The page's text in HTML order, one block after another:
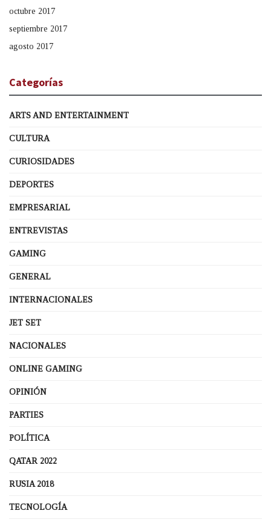
octubre 2017
septiembre 2017
agosto 2017
Categorías
ARTS AND ENTERTAINMENT
CULTURA
CURIOSIDADES
DEPORTES
EMPRESARIAL
ENTREVISTAS
GAMING
GENERAL
INTERNACIONALES
JET SET
NACIONALES
ONLINE GAMING
OPINIÓN
PARTIES
POLÍTICA
QATAR 2022
RUSIA 2018
TECNOLOGÍA